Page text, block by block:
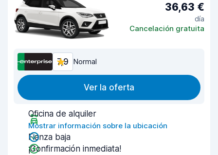
36,63 €
día
Cancelación gratuita
7,9 Normal
Ver la oferta
Oficina de alquiler
Mostrar información sobre la ubicación
Fianza baja
¡Confirmación inmediata!